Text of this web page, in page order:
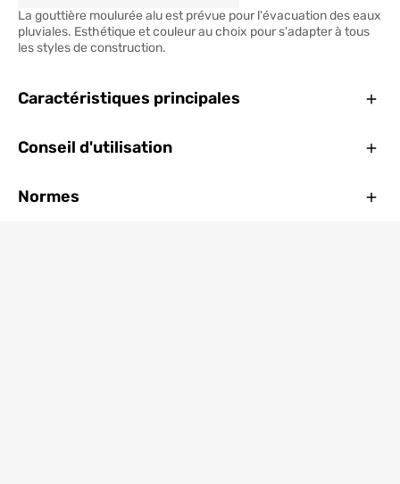
La gouttière moulurée alu est prévue pour l'évacuation des eaux
pluviales. Esthétique et couleur au choix pour s'adapter à tous
les styles de construction.
Caractéristiques principales
Conseil d'utilisation
Normes